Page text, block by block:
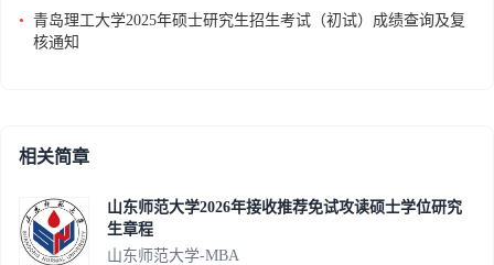
• 青岛理工大学2025年硕士研究生招生考试（初试）成绩查询及复
核通知
相关简章
山东师范大学2026年接收推荐免试攻读硕士学位研究
生章程
山东师范大学-MBA